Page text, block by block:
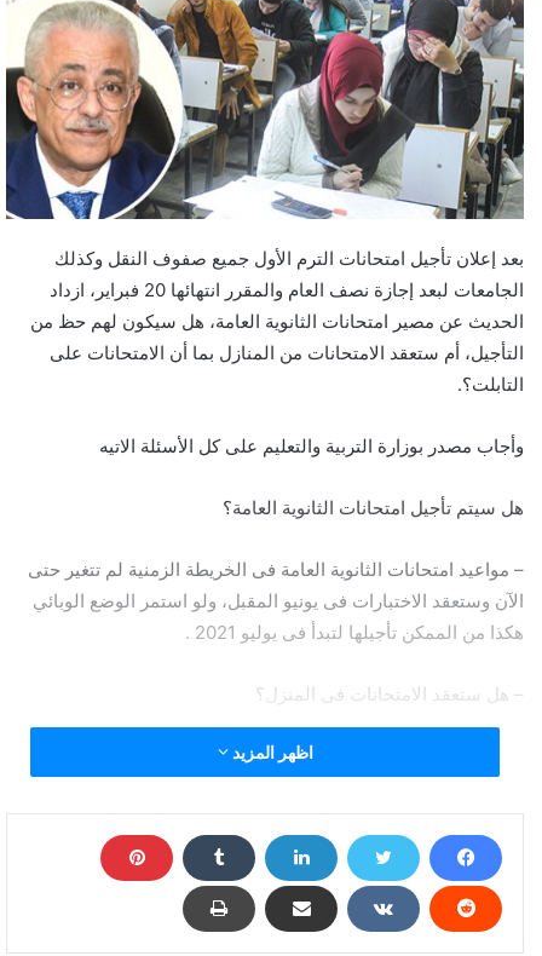
بعد إعلان تأجيل امتحانات الترم الأول جميع صفوف النقل وكذلك
الجامعات لبعد إجازة نصف العام والمقرر انتهائها 20 فبراير، ازداد
الحديث عن مصير امتحانات الثانوية العامة، هل سيكون لهم حظ من
التأجيل، أم ستعقد الامتحانات من المنازل بما أن الامتحانات على
التابلت؟.
وأجاب مصدر بوزارة التربية والتعليم على كل الأسئلة الاتيه
هل سيتم تأجيل امتحانات الثانوية العامة؟
– مواعيد امتحانات الثانوية العامة فى الخريطة الزمنية لم تتغير حتى
الآن وستعقد الاختبارات فى يونيو المقبل، ولو استمر الوضع الوبائي
هكذا من الممكن تأجيلها لتبدأ فى يوليو 2021 .
– هل ستعقد الامتحانات فى المنزل؟
– طلاب الثانوية العامة سيؤدون الامتحانات إلكترونيا على التابلت ولن
والمراقبين والملاحظين لتحقيق مبدأ تكافؤ الفرص بين الطلاب.
– هل سيتم تدريب طلاب الثانوية العامة على نظام الامتحانات الجديد؟
اظهر المزيد